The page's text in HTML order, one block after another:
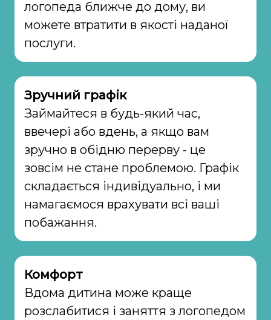
логопеда ближче до дому, ви
можете втратити в якості наданої
послуги.
Зручний графік
Займайтеся в будь-який час,
ввечері або вдень, а якщо вам
зручно в обідню перерву - це
зовсім не стане проблемою. Графік
складається індивідуально, і ми
намагаємося врахувати всі ваші
побажання.
Комфорт
Вдома дитина може краще
розслабитися і заняття з логопедом